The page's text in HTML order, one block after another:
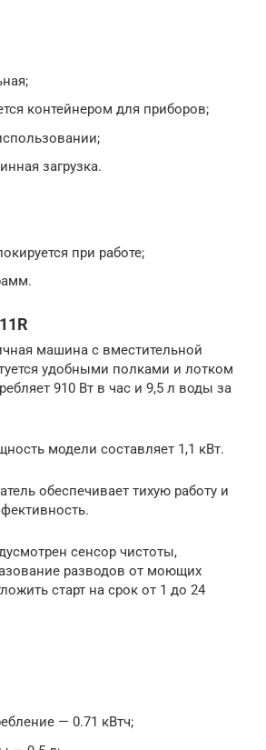
контейнером для приборов;
загрузка.
при работе;
машина с вместительной
удобными полками и лотком
910 Вт в час и 9,5 л воды за
модели составляет 1,1 кВт.
обеспечивает тихую работу и
сенсор чистоты,
разводов от моющих
старт на срок от 1 до 24
— 0.71 кВтч;